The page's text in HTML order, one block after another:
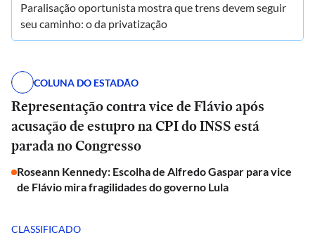
Paralisação oportunista mostra que trens devem seguir
seu caminho: o da privatização
COLUNA DO ESTADÃO
Representação contra vice de Flávio após
acusação de estupro na CPI do INSS está
parada no Congresso
Roseann Kennedy: Escolha de Alfredo Gaspar para vice
de Flávio mira fragilidades do governo Lula
CLASSIFICADO